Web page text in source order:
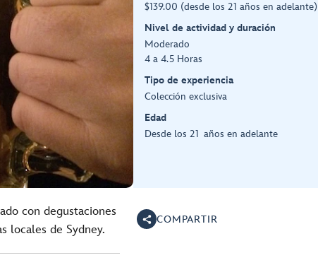
$139.00 (desde los 21 años en adelante)
Nivel de actividad y duración
Moderado
4 a 4.5 Horas
Tipo de experiencia
Colección exclusiva
Edad
Desde los 21 años en adelante
con degustaciones
locales de Sydney.
COMPARTIR